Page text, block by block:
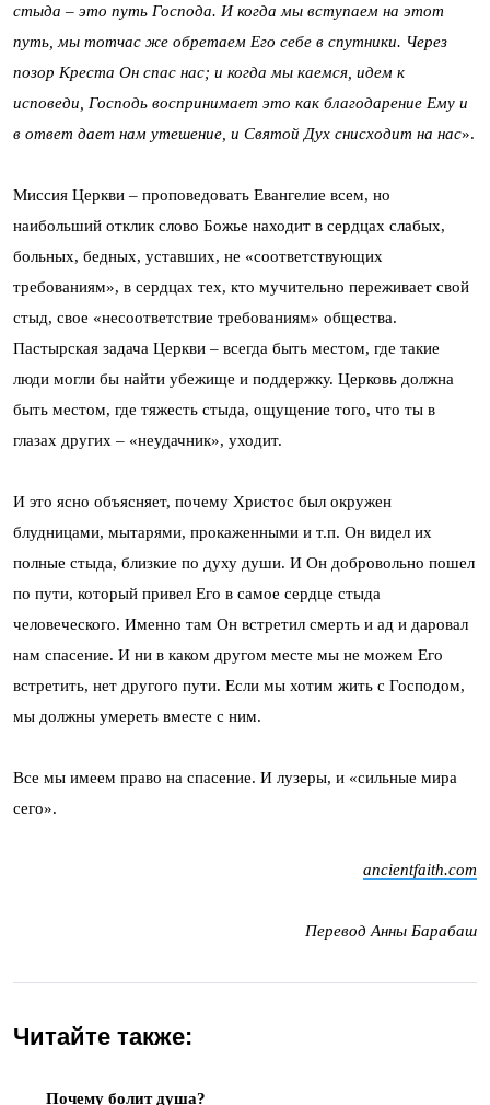
стыда – это путь Господа. И когда мы вступаем на этот
путь, мы тотчас же обретаем Его себе в спутники. Через
позор Креста Он спас нас; и когда мы каемся, идем к
исповеди, Господь воспринимает это как благодарение Ему и
в ответ дает нам утешение, и Святой Дух снисходит на нас».
Миссия Церкви – проповедовать Евангелие всем, но
наибольший отклик слово Божье находит в сердцах слабых,
больных, бедных, уставших, не «соответствующих
требованиям», в сердцах тех, кто мучительно переживает свой
стыд, свое «несоответствие требованиям» общества.
Пастырская задача Церкви – всегда быть местом, где такие
люди могли бы найти убежище и поддержку. Церковь должна
быть местом, где тяжесть стыда, ощущение того, что ты в
глазах других – «неудачник», уходит.
И это ясно объясняет, почему Христос был окружен
блудницами, мытарями, прокаженными и т.п. Он видел их
полные стыда, близкие по духу души. И Он добровольно пошел
по пути, который привел Его в самое сердце стыда
человеческого. Именно там Он встретил смерть и ад и даровал
нам спасение. И ни в каком другом месте мы не можем Его
встретить, нет другого пути. Если мы хотим жить с Господом,
мы должны умереть вместе с ним.
Все мы имеем право на спасение. И лузеры, и «сильные мира
сего».
ancientfaith.com
Перевод Анны Барабаш
Читайте также:
Почему болит душа?